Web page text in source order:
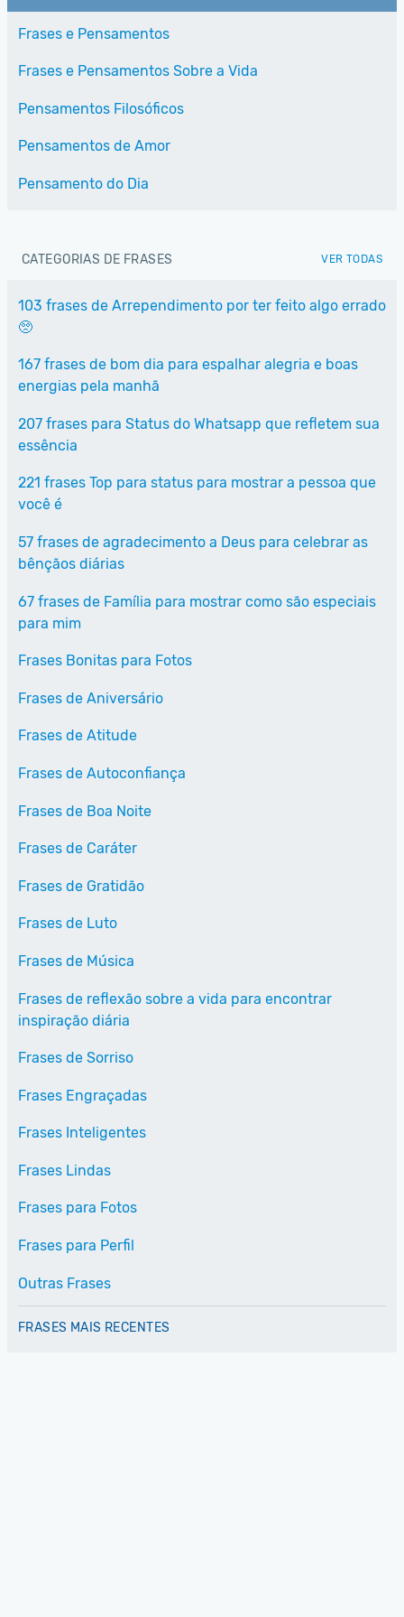
Frases e Pensamentos
Frases e Pensamentos Sobre a Vida
Pensamentos Filosóficos
Pensamentos de Amor
Pensamento do Dia
CATEGORIAS DE FRASES VER TODAS
103 frases de Arrependimento por ter feito algo errado
🥺
167 frases de bom dia para espalhar alegria e boas
energias pela manhã
207 frases para Status do Whatsapp que refletem sua
essência
221 frases Top para status para mostrar a pessoa que
você é
57 frases de agradecimento a Deus para celebrar as
bênçãos diárias
67 frases de Família para mostrar como são especiais
para mim
Frases Bonitas para Fotos
Frases de Aniversário
Frases de Atitude
Frases de Autoconfiança
Frases de Boa Noite
Frases de Caráter
Frases de Gratidão
Frases de Luto
Frases de Música
Frases de reflexão sobre a vida para encontrar
inspiração diária
Frases de Sorriso
Frases Engraçadas
Frases Inteligentes
Frases Lindas
Frases para Fotos
Frases para Perfil
Outras Frases
FRASES MAIS RECENTES